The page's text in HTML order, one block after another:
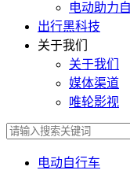
电动助力
出行黑科技
关于我们
关于我们
媒体渠道
唯轮影视
电动自行车